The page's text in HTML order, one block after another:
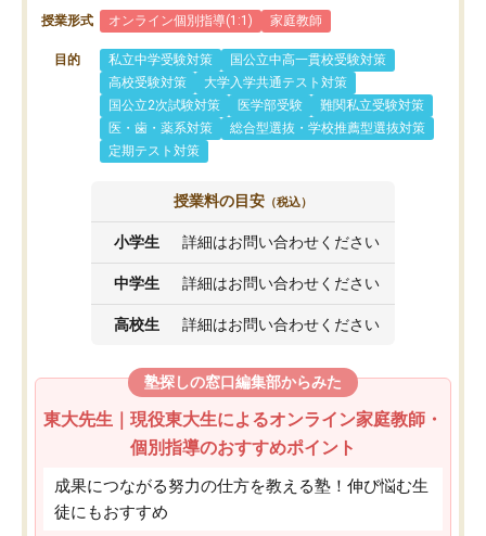
授業形式 オンライン個別指導(1:1) 家庭教師
目的 私立中学受験対策
国公立中高一貫校受験対策
高校受験対策
大学入学共通テスト対策
国公立2次試験対策
医学部受験
難関私立受験対策
医・歯・薬系対策
総合型選抜・学校推薦型選抜対策
定期テスト対策
授業料の目安 （税込）
小学生 詳細はお問い合わせください
中学生 詳細はお問い合わせください
高校生 詳細はお問い合わせください
塾探しの窓口編集部からみた
東大先生｜現役東大生によるオンライン家庭教師・
個別指導のおすすめポイント
成果につながる努力の仕方を教える塾！伸び悩む生
徒にもおすすめ